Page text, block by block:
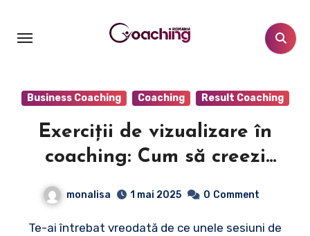
conținut
Business Coaching Coaching Result Coaching
Exerciții de vizualizare în
coaching: Cum să creezi
transformări puternice prin
monalisa 1 mai 2025 0 Comment
Te-ai întrebat vreodată de ce unele sesiuni de